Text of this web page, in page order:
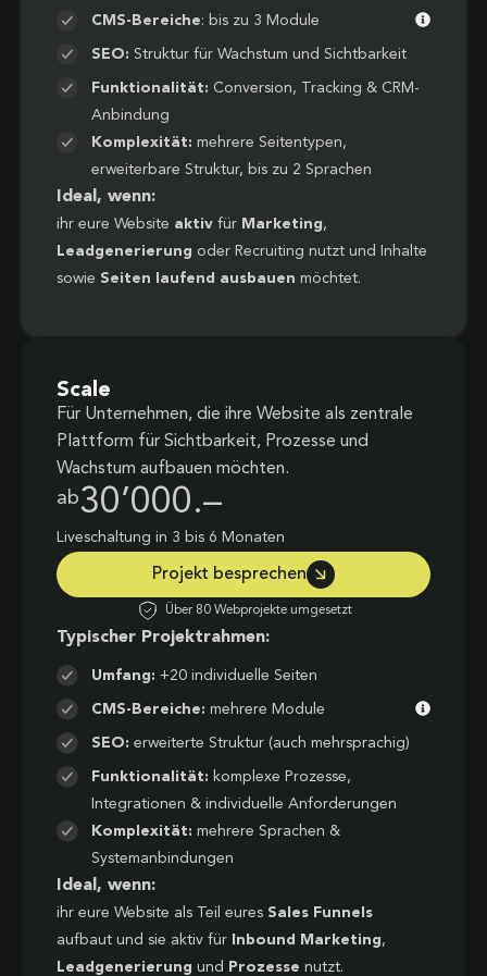
CMS-Bereiche: bis zu 3 Module
SEO: Struktur für Wachstum und Sichtbarkeit
Funktionalität: Conversion, Tracking & CRM-
Anbindung
Komplexität: mehrere Seitentypen,
erweiterbare Struktur, bis zu 2 Sprachen
Ideal, wenn:
ihr eure Website aktiv für Marketing,
Leadgenerierung oder Recruiting nutzt und Inhalte
sowie Seiten laufend ausbauen möchtet.
Scale
Für Unternehmen, die ihre Website als zentrale
Plattform für Sichtbarkeit, Prozesse und
Wachstum aufbauen möchten.
ab30’000.–
Liveschaltung in 3 bis 6 Monaten
Projekt besprechen
Über 80 Webprojekte umgesetzt
Typischer Projektrahmen:
Umfang: +20 individuelle Seiten
CMS-Bereiche: mehrere Module
SEO: erweiterte Struktur (auch mehrsprachig)
Funktionalität: komplexe Prozesse,
Integrationen & individuelle Anforderungen
Komplexität: mehrere Sprachen &
Systemanbindungen
Ideal, wenn:
ihr eure Website als Teil eures Sales Funnels
aufbaut und sie aktiv für
Inbound Marketing,
Leadgenerierung und Prozesse nutzt.